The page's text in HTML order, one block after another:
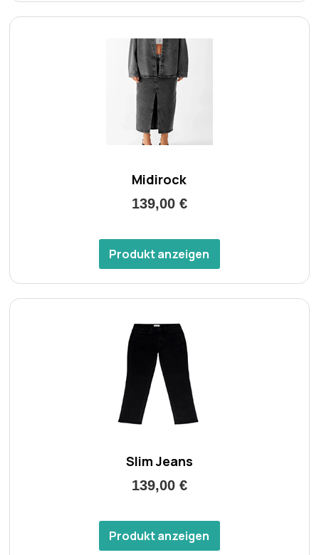
Midirock
139,00 €
Produkt anzeigen
Slim Jeans
139,00 €
Produkt anzeigen